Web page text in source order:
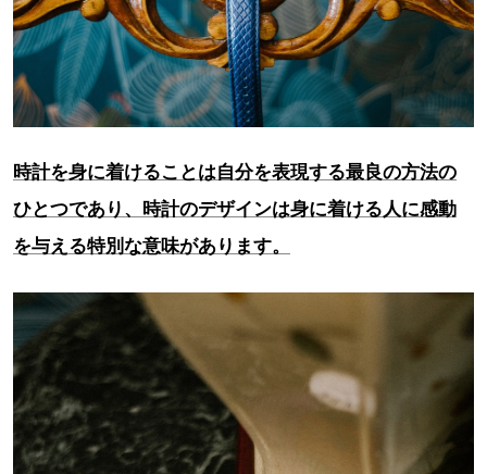
時計を身に着けることは自分を表現する最良の方法の
ひとつであり、時計のデザインは身に着ける人に感動
を与える特別な意味があります。